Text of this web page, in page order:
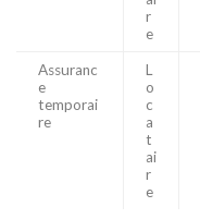
r
e
Assuranc
e
temporai
re
L
o
c
a
t
ai
r
e